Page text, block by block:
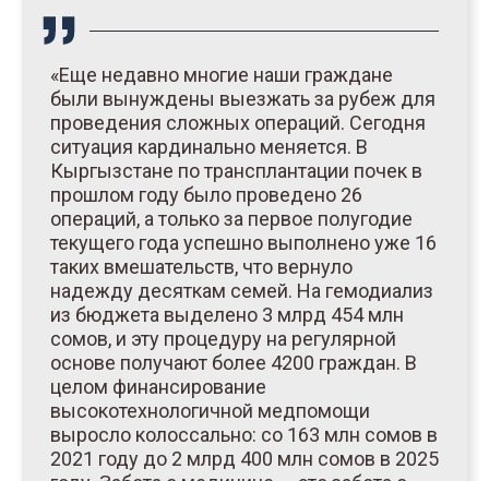
«Еще недавно многие наши граждане
были вынуждены выезжать за рубеж для
проведения сложных операций. Сегодня
ситуация кардинально меняется. В
Кыргызстане по трансплантации почек в
прошлом году было проведено 26
операций, а только за первое полугодие
текущего года успешно выполнено уже 16
таких вмешательств, что вернуло
надежду десяткам семей. На гемодиализ
из бюджета выделено 3 млрд 454 млн
сомов, и эту процедуру на регулярной
основе получают более 4200 граждан. В
целом финансирование
высокотехнологичной медпомощи
выросло колоссально: со 163 млн сомов в
2021 году до 2 млрд 400 млн сомов в 2025